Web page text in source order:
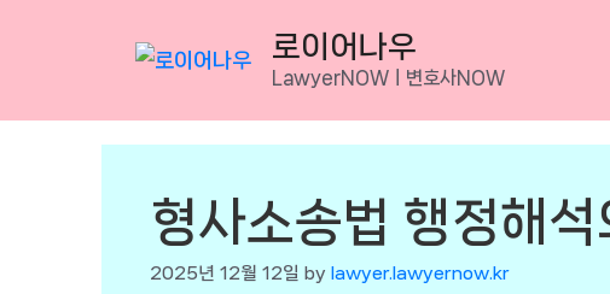
로이어나우
LawyerNOWㅣ변호사NOW
형사소송법 행정해
2025년 12월 12일 by lawyer.lawyernow.kr